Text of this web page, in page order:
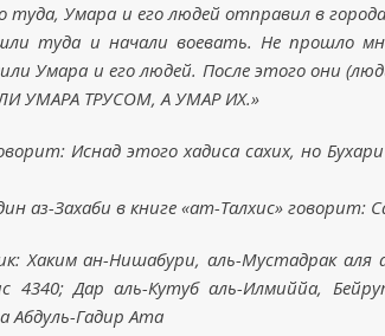
туда, Умара и его людей отправил в
туда и начали воевать. Не прошло
Умара и его людей. После этого они
УМАРА ТРУСОМ, А УМАР ИХ.»
Иснад этого хадиса сахих, но
аз-Захаби в книге «ат-Талхис» говорит:
Хаким ан-Нишабури, аль-Мустадрак аля
4340; Дар аль-Кутуб аль-Илмиййа,
Абдуль-Гадир Ата